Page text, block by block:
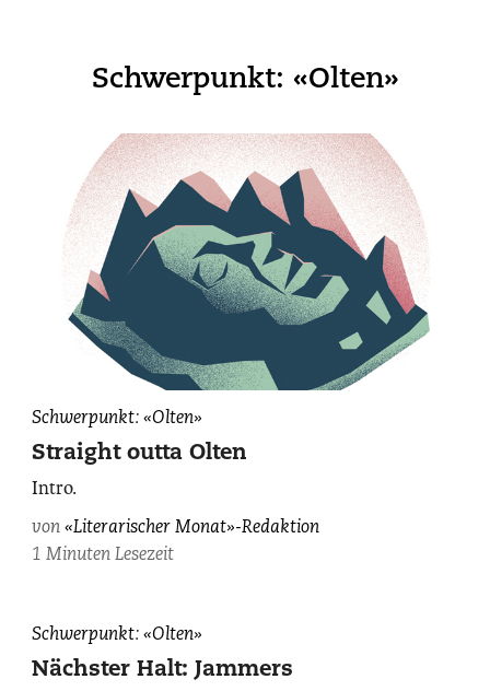
Schwerpunkt: «Olten»
Schwerpunkt: «Olten»
Straight outta Olten
Intro.
von«Literarischer Monat»-Redaktion
1 Minuten Lesezeit
Schwerpunkt: «Olten»
Nächster Halt: Jammers